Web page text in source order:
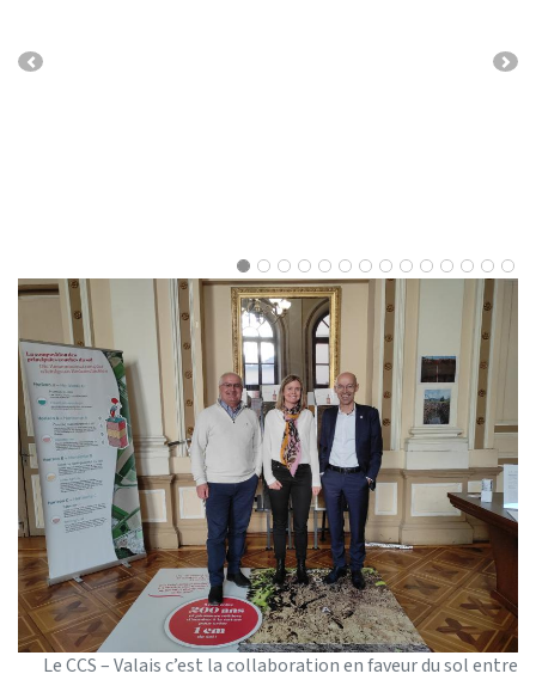
Previous
Le CCS – Valais c’est la collaboration en faveur du sol entre